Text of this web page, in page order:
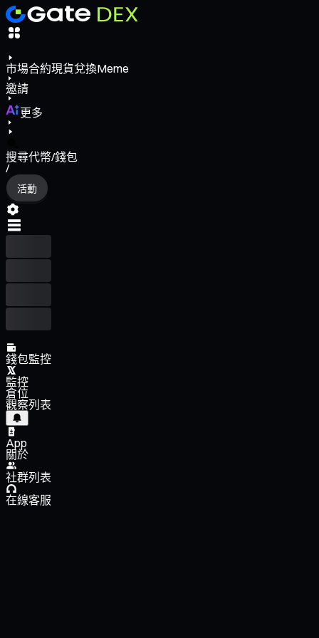
市場合約現貨兌換Meme
邀請
更多
搜尋代幣/錢包
/
活動
錢包監控
監控
倉位
觀察列表
App
關於
社群列表
在線客服